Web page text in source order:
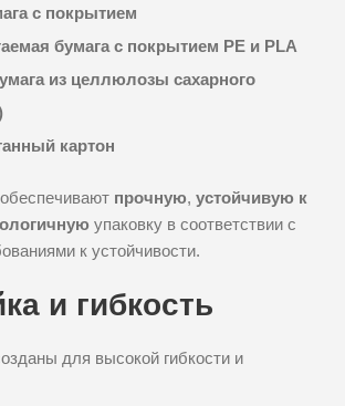
с покрытием
бумага с покрытием PE и PLA
из целлюлозы сахарного
картон
прочную, устойчивую к
упаковку в соответствии с
к устойчивости.
и гибкость
для высокой гибкости и